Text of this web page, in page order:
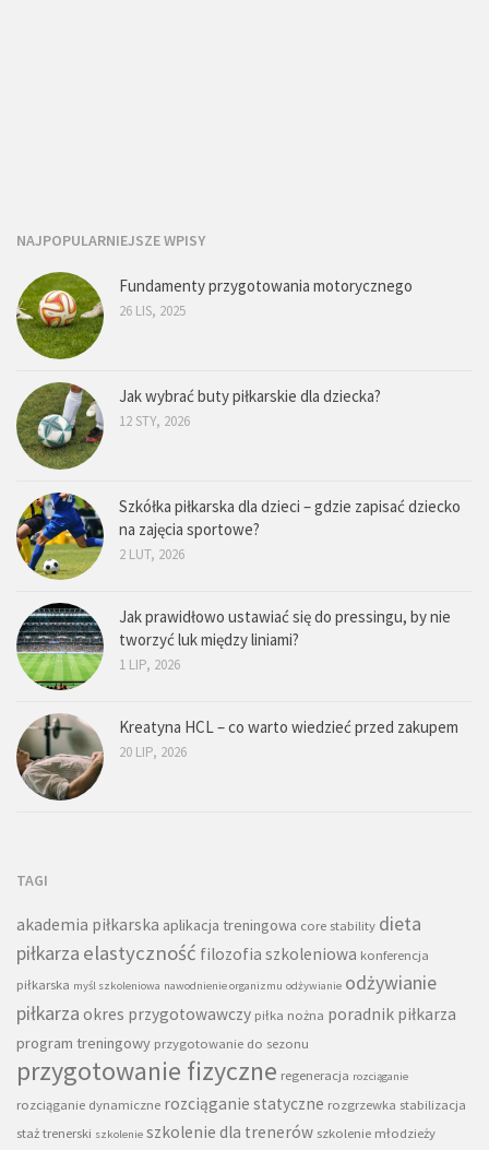
NAJPOPULARNIEJSZE WPISY
Fundamenty przygotowania motorycznego
26 LIS, 2025
Jak wybrać buty piłkarskie dla dziecka?
12 STY, 2026
Szkółka piłkarska dla dzieci – gdzie zapisać dziecko
na zajęcia sportowe?
2 LUT, 2026
Jak prawidłowo ustawiać się do pressingu, by nie
tworzyć luk między liniami?
1 LIP, 2026
Kreatyna HCL – co warto wiedzieć przed zakupem
20 LIP, 2026
TAGI
akademia piłkarska aplikacja treningowa core stability dieta
piłkarza elastyczność filozofia szkoleniowa konferencja
piłkarska myśl szkoleniowa nawodnienie organizmu odżywianie odżywianie
piłkarza okres przygotowawczy piłka nożna poradnik piłkarza
program treningowy przygotowanie do sezonu
przygotowanie fizyczne regeneracja rozciąganie
rozciąganie dynamiczne rozciąganie statyczne rozgrzewka stabilizacja
staż trenerski szkolenie szkolenie dla trenerów szkolenie młodzieży